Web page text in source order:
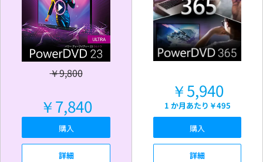
￥9,800
￥7,840
購入
詳細
￥5,940
1 か月あたり ￥495
購入
詳細